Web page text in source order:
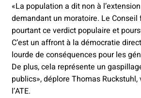
«La population a dit non à
demandant un moratoire. Le Conseil
pourtant ce verdict populaire et
C’est un affront à la démocratie
lourde de conséquences pour les
De plus, cela représente un
publics», déplore Thomas
l’ATE.